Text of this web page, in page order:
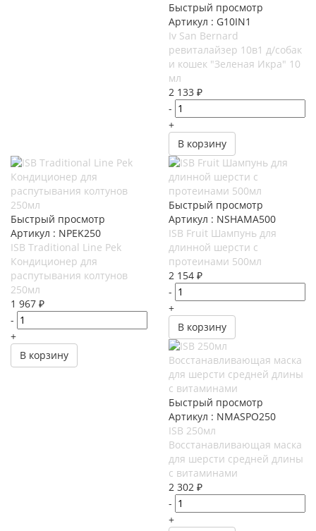
Быстрый просмотр
Артикул : G10IN1
Iv San Bernard
ревиталайзер 10в1 д/собак
и кошек "Зеленая Икра" 10
мл
2 133 ₽
-
+
В корзину
Быстрый просмотр
Артикул : NPEK250
ISB Traditional Line Pek
Кондиционер для
распутывания колтунов
250мл
1 967 ₽
-
+
В корзину
Быстрый просмотр
Артикул : NSHAMA500
ISB Fruit Шампунь для
длинной шерсти с
протеинами 500мл
2 154 ₽
-
+
В корзину
Быстрый просмотр
Артикул : NMASPO250
ISB 250мл
Восстанавливающая маска
для шерсти средней длины
с витаминами
2 302 ₽
-
+